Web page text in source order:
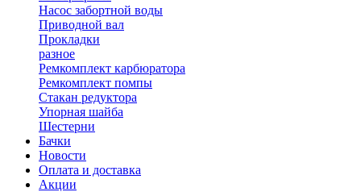
Насос забортной воды
Приводной вал
Прокладки
разное
Ремкомплект карбюратора
Ремкомплект помпы
Стакан редуктора
Упорная шайба
Шестерни
Бачки
Новости
Оплата и доставка
Акции